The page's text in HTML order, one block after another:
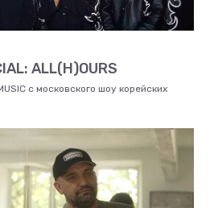
ALL(H)OURS
с московского шоу корейских